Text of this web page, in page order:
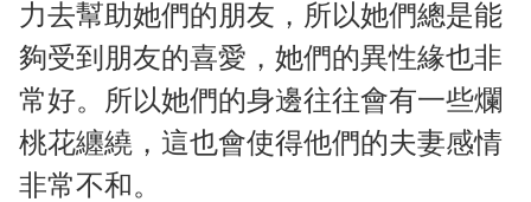
力去幫助她們的朋友，所以她們總是能
夠受到朋友的喜愛，她們的異性緣也非
常好。所以她們的身邊往往會有一些爛
桃花纏繞，這也會使得他們的夫妻感情
非常不和。